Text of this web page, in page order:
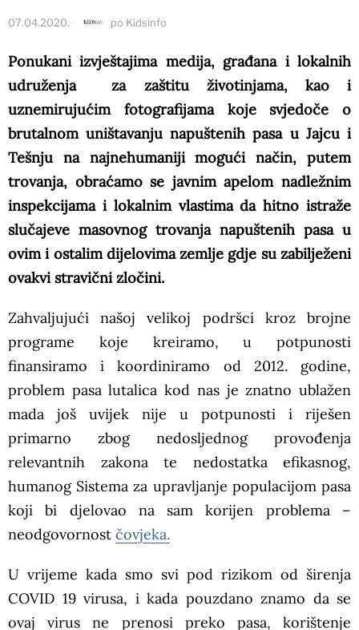
07.04.2020. po Kidsinfo
Ponukani izvještajima medija, građana i lokalnih
udruženja za zaštitu životinjama, kao i
uznemirujućim fotografijama koje svjedoče o
brutalnom uništavanju napuštenih pasa u Jajcu i
Tešnju na najnehumaniji mogući način, putem
trovanja, obraćamo se javnim apelom nadležnim
inspekcijama i lokalnim vlastima da hitno istraže
slučajeve masovnog trovanja napuštenih pasa u
ovim i ostalim dijelovima zemlje gdje su zabilježeni
ovakvi stravični zločini.
Zahvaljujući našoj velikoj podršci kroz brojne
programe koje kreiramo, u potpunosti
finansiramo i koordiniramo od 2012. godine,
problem pasa lutalica kod nas je znatno ublažen
mada još uvijek nije u potpunosti i riješen
primarno zbog nedosljednog provođenja
relevantnih zakona te nedostatka efikasnog,
humanog Sistema za upravljanje populacijom pasa
koji bi djelovao na sam korijen problema –
neodgovornost čovjeka.
U vrijeme kada smo svi pod rizikom od širenja
COVID 19 virusa, i kada pouzdano znamo da se
ovaj virus ne prenosi preko pasa, korištenje